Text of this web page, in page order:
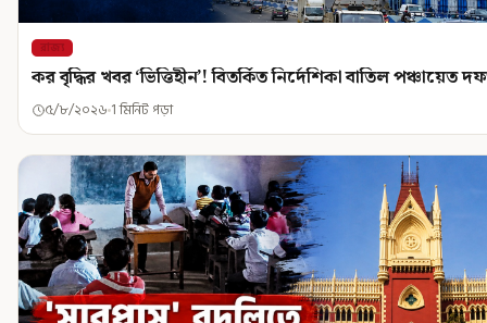
রাজ্য
কর বৃদ্ধির খবর ‘ভিত্তিহীন’! বিতর্কিত নির্দেশিকা বাতিল পঞ্চায়েত
৫/৮/২০২৬ 1 মিনিট পড়া